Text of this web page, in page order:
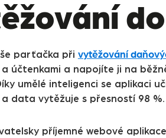
parťačka při vytěžování
účtenkami a napojíte ji na
umělé inteligenci se aplikaci
data vytěžuje s přesností 98 %.
příjemné webové